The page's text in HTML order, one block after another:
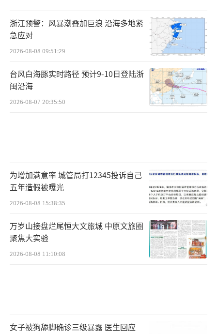
浙江预警：风暴潮叠加巨浪 沿海多地紧
急应对
2026-08-08 09:51:29
台风白海豚实时路径 预计9-10日登陆浙
闽沿海
2026-08-07 20:35:50
为增加满意率 城管局打12345投诉自己
五年造假被曝光
2026-08-08 15:38:35
万岁山接盘烂尾恒大文旅城 中原文旅圈
聚焦大实验
2026-08-08 11:10:08
女子被狗舔脚确诊三级暴露 医生回应